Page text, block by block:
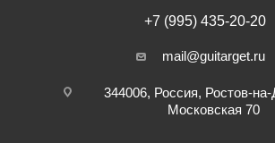
+7 (995) 435-20-20
mail@guitarget.ru
344006, Россия, Ростов-
Московская 70